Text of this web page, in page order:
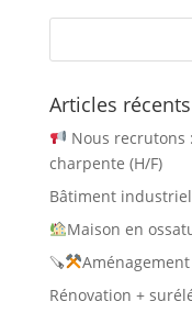
Articles récents
Nous recrutons
charpente (H/F)
Bâtiment
Maison en
🪚
Rénovation +